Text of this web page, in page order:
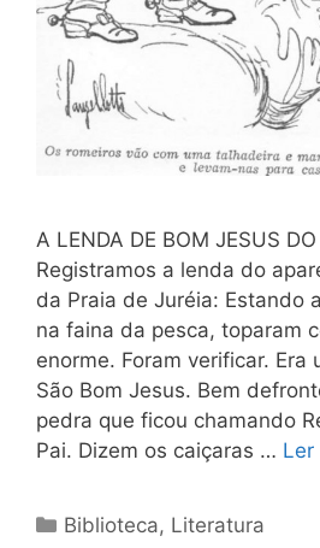
A LENDA DE BOM JESUS
Registramos a lenda do
da Praia de Juréia: Estando
na faina da pesca, toparam
enorme. Foram verificar. Era
São Bom Jesus. Bem
pedra que ficou chamando
Pai. Dizem os caiçaras … Ler
Categorias
Biblioteca, Literatura